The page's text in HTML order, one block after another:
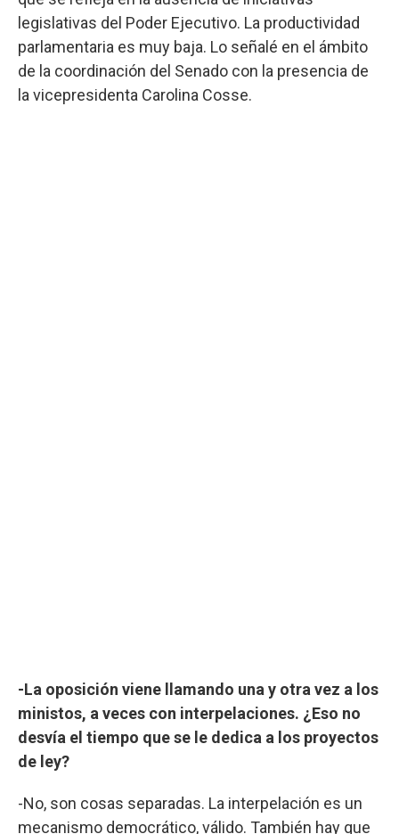
legislativas del Poder Ejecutivo. La productividad
parlamentaria es muy baja. Lo señalé en el ámbito
de la coordinación del Senado con la presencia de
la vicepresidenta Carolina Cosse.
-La oposición viene llamando una y otra vez a los
ministos, a veces con interpelaciones. ¿Eso no
desvía el tiempo que se le dedica a los proyectos
de ley?
-No, son cosas separadas. La interpelación es un
mecanismo democrático, válido. También hay que